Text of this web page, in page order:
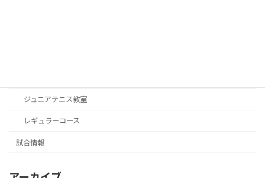
ジュニアテニス教室
レギュラーコース
試合情報